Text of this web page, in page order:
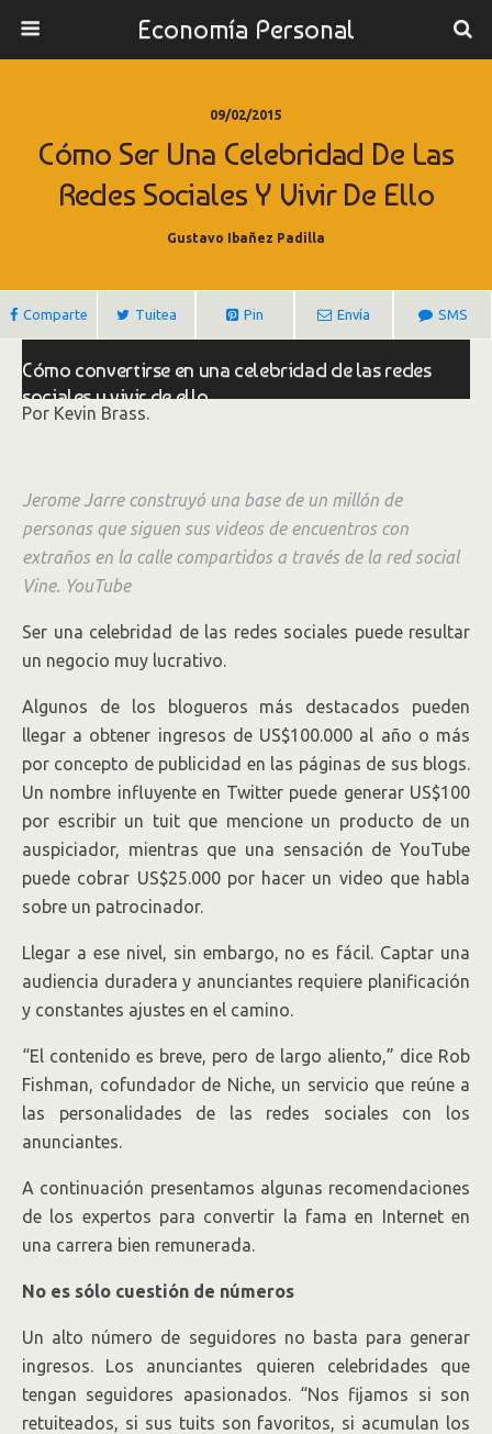
Economía Personal
09/02/2015
Cómo Ser Una Celebridad De Las
Redes Sociales Y Vivir De Ello
Gustavo Ibañez Padilla
Comparte Tuitea Pin Envía SMS
Cómo convertirse en una celebridad de las redes
sociales y vivir de ello
Por Kevin Brass.
Jerome Jarre construyó una base de un millón de
personas que siguen sus videos de encuentros con
extraños en la calle compartidos a través de la red social
Vine. YouTube
Ser una celebridad de las redes sociales puede resultar
un negocio muy lucrativo.
Algunos de los blogueros más destacados pueden
llegar a obtener ingresos de US$100.000 al año o más
por concepto de publicidad en las páginas de sus blogs.
Un nombre influyente en Twitter puede generar US$100
por escribir un tuit que mencione un producto de un
auspiciador, mientras que una sensación de YouTube
puede cobrar US$25.000 por hacer un video que habla
sobre un patrocinador.
Llegar a ese nivel, sin embargo, no es fácil. Captar una
audiencia duradera y anunciantes requiere planificación
y constantes ajustes en el camino.
“El contenido es breve, pero de largo aliento,” dice Rob
Fishman, cofundador de Niche, un servicio que reúne a
las personalidades de las redes sociales con los
anunciantes.
A continuación presentamos algunas recomendaciones
de los expertos para convertir la fama en Internet en
una carrera bien remunerada.
No es sólo cuestión de números
Un alto número de seguidores no basta para generar
ingresos. Los anunciantes quieren celebridades que
tengan seguidores apasionados. “Nos fijamos si son
retuiteados, si sus tuits son favoritos, si acumulan los